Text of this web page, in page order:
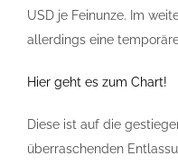
USD je Feinunze. Im
allerdings eine
Hier geht es zum Chart!
Diese ist auf die
überraschenden